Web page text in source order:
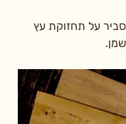
על תחזוקת עץ